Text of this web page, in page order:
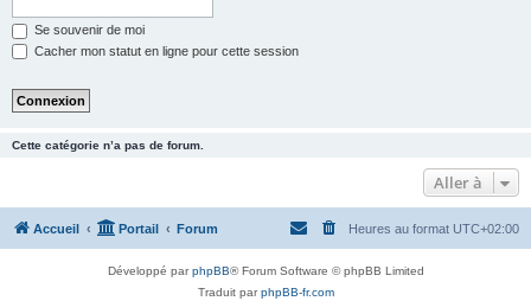
Se souvenir de moi
Cacher mon statut en ligne pour cette session
Cette catégorie n’a pas de forum.
Aller à
Accueil Portail Forum Heures au format UTC+02:00
Développé parphpBB® Forum Software © phpBB Limited
Traduit parphpBB-fr.com